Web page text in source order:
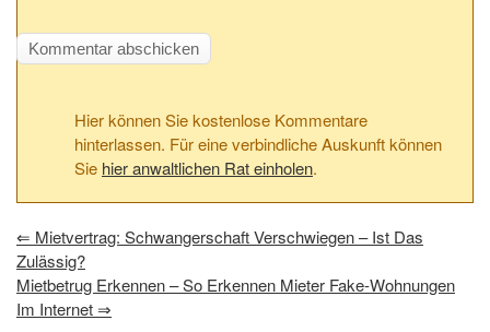
Hier können Sie kostenlose Kommentare
hinterlassen. Für eine verbindliche Auskunft können
Sie hier anwaltlichen Rat einholen.
⇐ Mietvertrag: Schwangerschaft Verschwiegen – Ist Das
Zulässig?
Mietbetrug Erkennen – So Erkennen Mieter Fake-Wohnungen
Im Internet⇒